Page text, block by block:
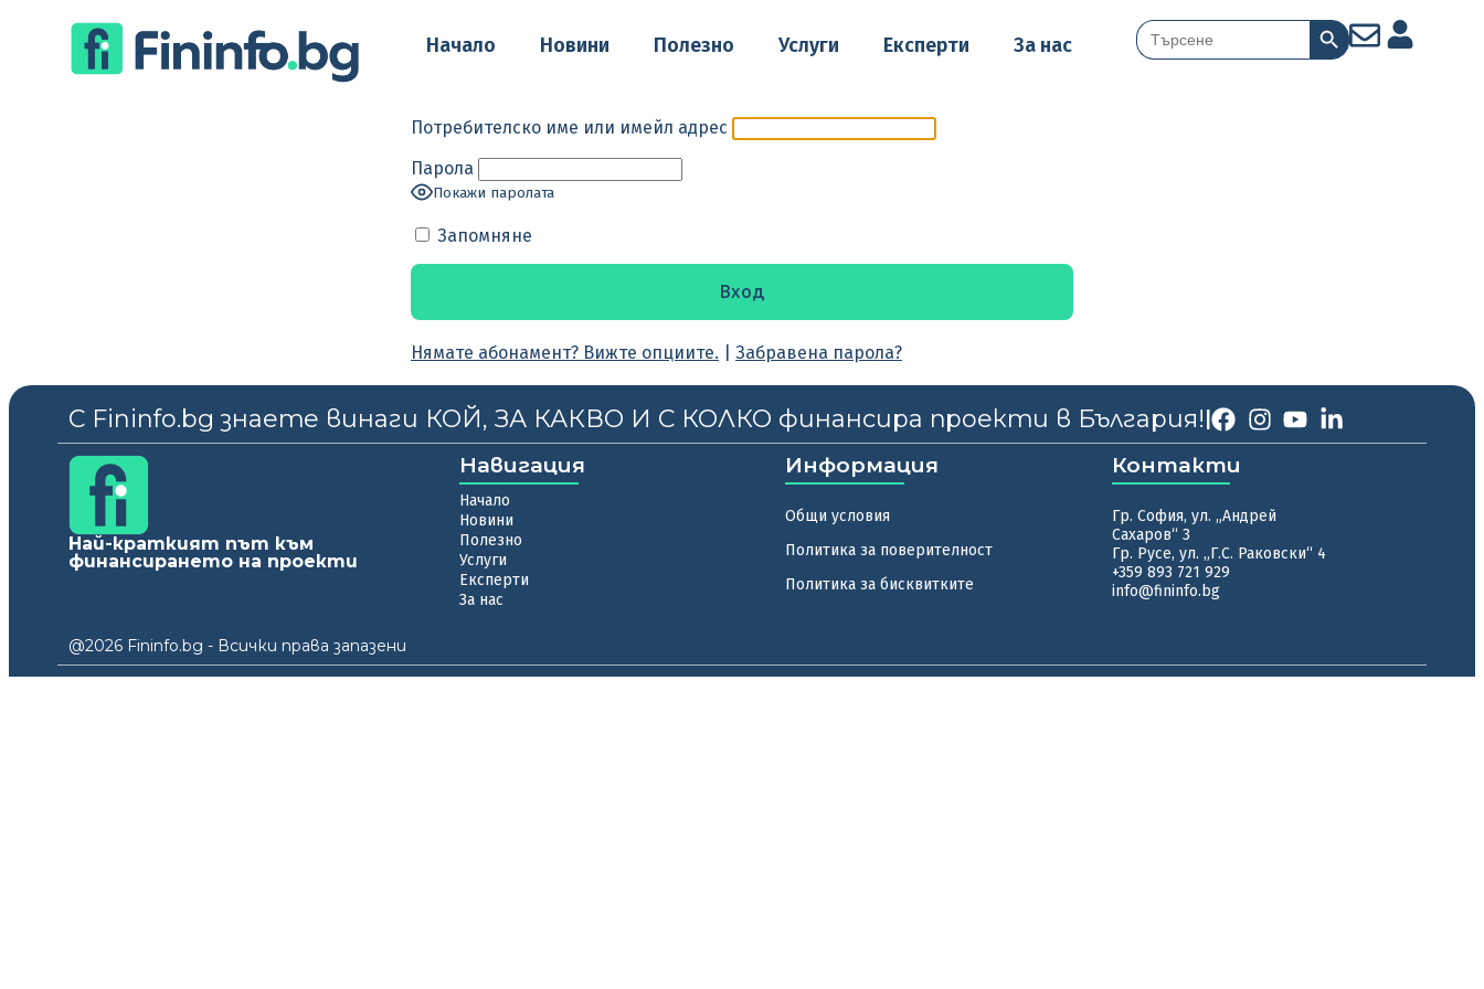
Начало Новини Полезно Услуги Експерти За нас
Search
for:
Search Button
Потребителско име или имейл адрес
Парола
Покажи паролата
Запомняне
Нямате абонамент? Вижте опциите. Забравена парола?
С Fininfo.bg знаете винаги КОЙ, ЗА КАКВО И С КОЛКО финансира проекти в България!|
Най-краткият път към
финансирането на проекти
Навигация
Начало
Новини
Полезно
Услуги
Експерти
За нас
Информация
Общи условия
Политика за поверителност
Политика за бисквитките
Контакти
Гр. София, ул. „Андрей
Сахаров“ 3
Гр. Русе, ул. „Г.С. Раковски“ 4
+359 893 721 929
info@fininfo.bg
@2026 Fininfo.bg - Всички права запазени